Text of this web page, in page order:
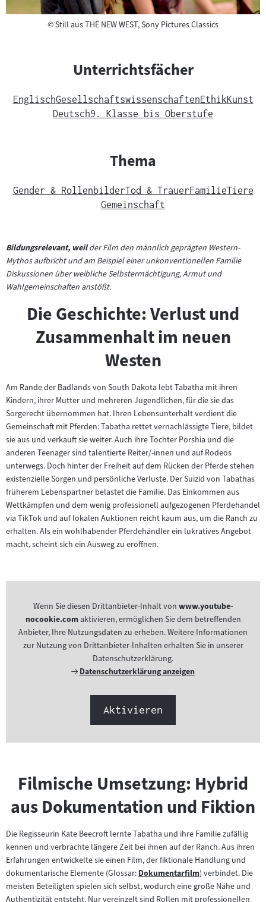
©Copyright
Still aus THE NEW WEST, Sony Pictures Classics
Unterrichtsfächer
EnglischGesellschaftswissenschaftenEthikKunst
Deutsch9. Klasse bis Oberstufe
Thema
Gender & RollenbilderTod & TrauerFamilieTiere
Gemeinschaft
Bildungsrelevant, weilder Film den männlich geprägten Western-
Mythos aufbricht und am Beispiel einer unkonventionellen Familie
Diskussionen über weibliche Selbstermächtigung, Armut und
Wahlgemeinschaften anstößt.
Die Geschichte: Verlust und
Zusammenhalt im neuen
Westen
Am Rande der Badlands von South Dakota lebt Tabatha mit ihren
Kindern, ihrer Mutter und mehreren Jugendlichen, für die sie das
Sorgerecht übernommen hat. Ihren Lebensunterhalt verdient die
Gemeinschaft mit Pferden: Tabatha rettet vernachlässigte Tiere, bildet
sie aus und verkauft sie weiter. Auch ihre Tochter Porshia und die
anderen Teenager sind talentierte Reiter/-innen und auf Rodeos
unterwegs. Doch hinter der Freiheit auf dem Rücken der Pferde stehen
existenzielle Sorgen und persönliche Verluste. Der Suizid von Tabathas
früherem Lebenspartner belastet die Familie. Das Einkommen aus
Wettkämpfen und dem wenig professionell aufgezogenen Pferdehandel
via TikTok und auf lokalen Auktionen reicht kaum aus, um die Ranch zu
erhalten. Als ein wohlhabender Pferdehändler ein lukratives Angebot
macht, scheint sich ein Ausweg zu eröffnen.
Wenn Sie diesen Drittanbieter-Inhalt von www.youtube-
nocookie.comaktivieren, ermöglichen Sie dem betreffenden
Anbieter, Ihre Nutzungsdaten zu erheben. Weitere Informationen
zur Nutzung von Drittanbieter-Inhalten erhalten Sie in unserer
Datenschutzerklärung.
Externer
Datenschutzerklärung anzeigen
Aktivieren
Filmische Umsetzung: Hybrid
aus Dokumentation und Fiktion
Die Regisseurin Kate Beecroft lernte Tabatha und ihre Familie zufällig
kennen und verbrachte längere Zeit bei ihnen auf der Ranch. Aus ihren
Erfahrungen entwickelte sie einen Film, der fiktionale Handlung und
dokumentarische Elemente (Glossar:Zum
Inhalt:
Dokumentarfilm) verbindet. Die
meisten Beteiligten spielen sich selbst, wodurch eine große Nähe und
Authentizität entsteht. Nur vereinzelt sind Rollen mit professionellen